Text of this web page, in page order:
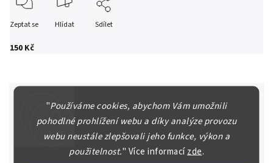
"Používáme cookies, abychom Vám umožnili
pohodlné prohlížení webu a díky analýze provozu
webu neustále zlepšovali jeho funkce, výkon a
použitelnost." Více informacízde.
150 Kč
Zeptat se Hlídat Sdílet
Špičkové služby za nejlepší ceny
Náš kolektiv specialistů a znalců se Vám bude plně věnovat.
Posoudíme kvalitu a pravost Vašeho materiálu, prodáme v naší